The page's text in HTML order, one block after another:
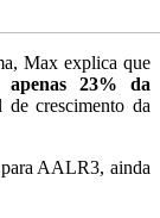
Max explica que
apenas 23% da
crescimento da
AALR3, ainda